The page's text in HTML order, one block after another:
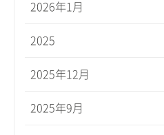
2026年1月
2025
2025年12月
2025年9月